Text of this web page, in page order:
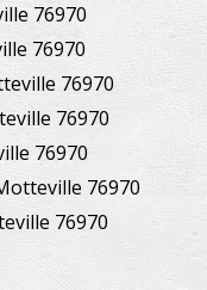
76970
76970
76970
76970
76970
76970
76970